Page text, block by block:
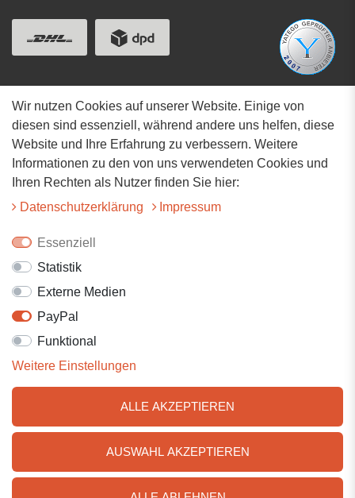
Adresse
Hauptstrasse 34
73117 Wangen
07161-9566068
© 2025 Tiervitalshop | Webentwicklung & Webdesign
Wir nutzen Cookies auf unserer Website. Einige von
diesen sind essenziell, während andere uns helfen, diese
Website und Ihre Erfahrung zu verbessern. Weitere
Informationen zu den von uns verwendeten Cookies und
Ihren Rechten als Nutzer finden Sie hier:
Daten­schutz­erklärung
Impressum
Essenziell
Statistik
Externe Medien
PayPal
Funktional
Weitere Einstellungen
ALLE AKZEPTIEREN
AUSWAHL AKZEPTIEREN